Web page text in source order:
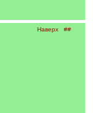
Наверх ##